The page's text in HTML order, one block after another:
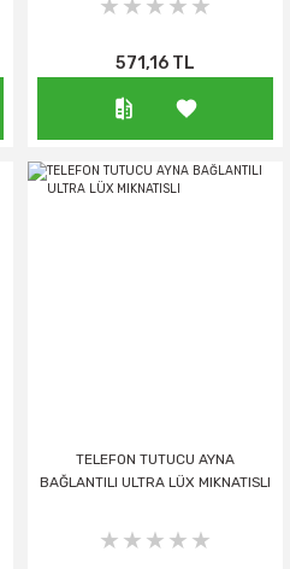
571,16 TL
TELEFON TUTUCU AYNA
BAĞLANTILI ULTRA LÜX MIKNATISLI